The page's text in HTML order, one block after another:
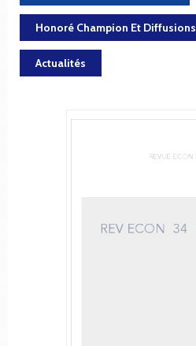
Honoré Champion Et Diffusions
Actualités